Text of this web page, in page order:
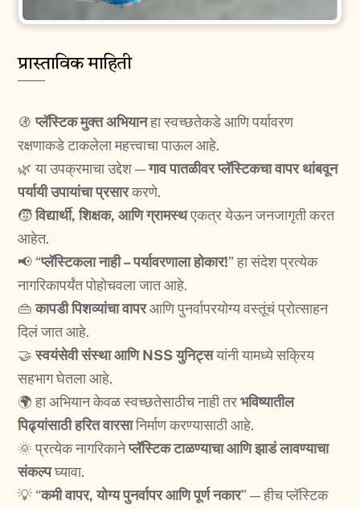
प्रास्ताविक माहिती
🚯प्लॅस्टिक मुक्त अभियानहा स्वच्छतेकडे आणि पर्यावरण
रक्षणाकडे टाकलेला महत्त्वाचा पाऊल आहे.
🌿 या उपक्रमाचा उद्देश —गाव पातळीवर प्लॅस्टिकचा वापर थांबवून
पर्यायी उपायांचा प्रसारकरणे.
🧒विद्यार्थी, शिक्षक, आणि ग्रामस्थएकत्र येऊन जनजागृती करत
आहेत.
📢 “प्लॅस्टिकला नाही – पर्यावरणाला होकार!” हा संदेश प्रत्येक
नागरिकापर्यंत पोहोचवला जात आहे.
👜कापडी पिशव्यांचा वापरआणि पुनर्वापरयोग्य वस्तूंचं प्रोत्साहन
दिलं जात आहे.
🤝स्वयंसेवी संस्था आणि NSS युनिट्सयांनी यामध्ये सक्रिय
सहभाग घेतला आहे.
🌍 हा अभियान केवळ स्वच्छतेसाठीच नाही तरभविष्यातील
पिढ्यांसाठी हरित वारसानिर्माण करण्यासाठी आहे.
🌞 प्रत्येक नागरिकानेप्लॅस्टिक टाळण्याचा आणि झाडं लावण्याचा
संकल्पघ्यावा.
💡 “कमी वापर, योग्य पुनर्वापर आणि पूर्ण नकार” — हीच प्लॅस्टिक